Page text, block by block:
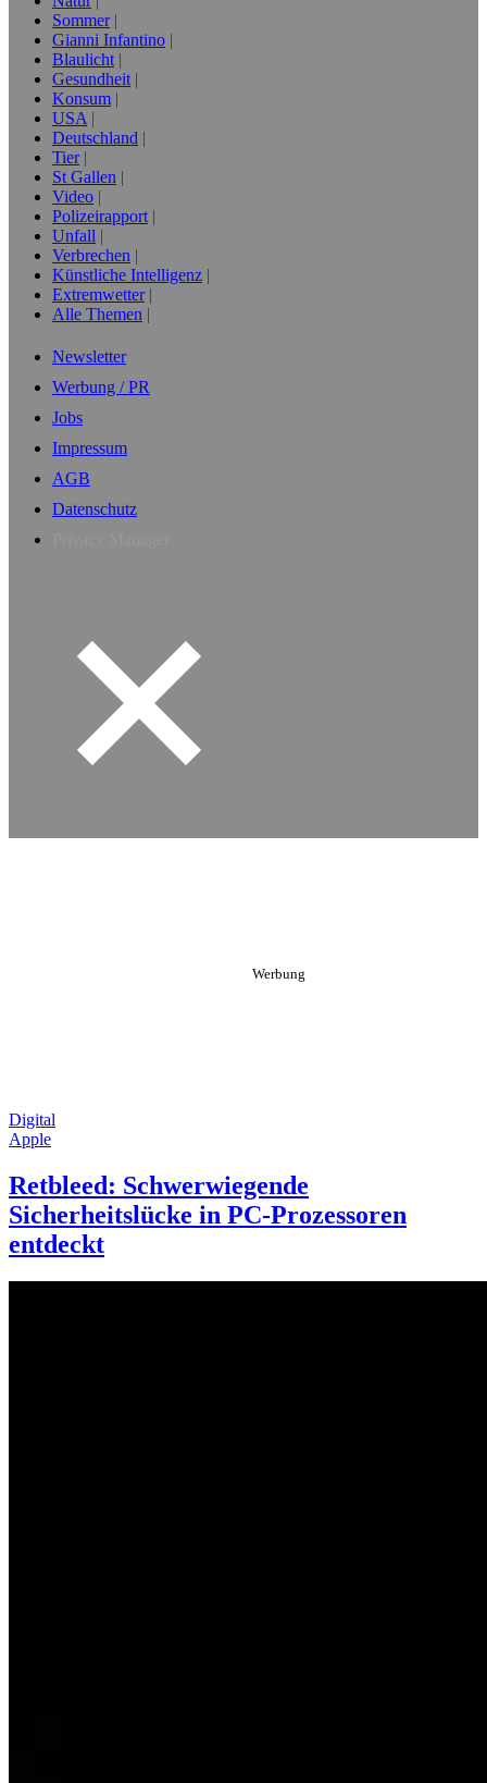
Sommer
Gianni Infantino
Blaulicht
Gesundheit
Konsum
USA
Deutschland
Tier
St Gallen
Video
Polizeirapport
Unfall
Verbrechen
Künstliche Intelligenz
Extremwetter
Alle Themen
Newsletter
Werbung / PR
Jobs
Impressum
AGB
Datenschutz
Digital
Apple
Retbleed: Schwerwiegende
Sicherheitslücke in PC-Prozessoren
entdeckt